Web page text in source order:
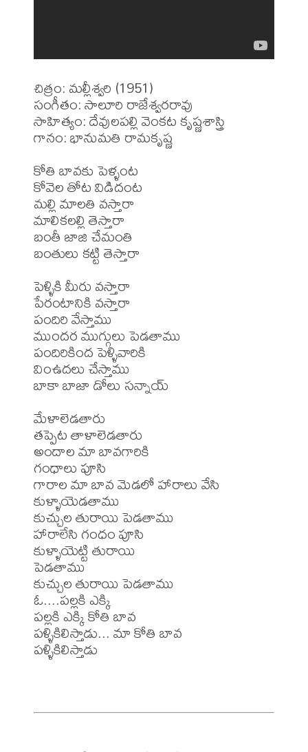
చిత్రం: మల్లీశ్వరి (1951)
సంగీతం: సాలూరి రాజేశ్వరరావు
సాహిత్యం: దేవులపల్లి వెంకట కృష్ణశాస్త్రి
గానం: భానుమతి రామకృష్ణ
కోతి బావకు పెళ్ళంట
కోవెల తోట విడిదంట
మల్లి మాలతి వస్తారా
మాలికలల్లి తెస్తారా
బంతీ జాజి చేమంతి
బంతులు కట్టి తెస్తారా
పెళ్ళికి మీరు వస్తారా
పేరంటానికి వస్తారా
పందిరి వేస్తాము
ముందర ముగ్గులు పెడతాము
పందిరికింద పెళ్ళివారికి
వింఉదలు చేస్తాము
బాకా బాజా డోలు సన్నాయ్
మేళాలెడతారు
తప్పెట తాళాలెడతారు
అందాల మా బావగారికి
గంధాలు పూసి
గారాల మా బావ మెడలో హారాలు వేసి
కుళ్ళాయెడతాము
కుచ్చుల తురాయి పెడతాము
హారాలేసి గంధం పూసి
కుళ్ళాయెట్టి తురాయి
పెడతాము
కుచ్చుల తురాయి పెడతాము
ఓ....పల్లకి ఎక్కి
పల్లకి ఎక్కి కోతి బావ
పళ్ళికిలిస్తాడు... మా కోతి బావ
పళ్ళికిలిస్తాడు